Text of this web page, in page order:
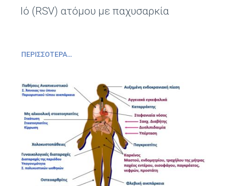
Ιό (RSV) ατόμου με παχυσαρκία
ΠΕΡΙΣΣΌΤΕΡΑ…